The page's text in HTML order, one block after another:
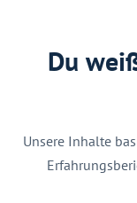
Du
Unsere Inhalte